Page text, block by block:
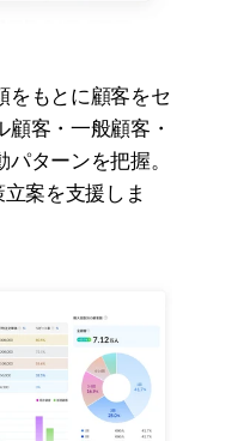
をもとに顧客をセ
顧客・一般顧客・
ターンを把握。
案を支援しま